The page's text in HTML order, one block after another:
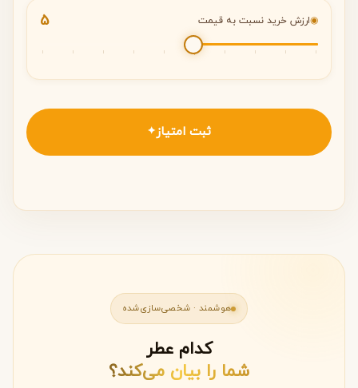
◉ارزش خرید نسبت به قیمت 5
ثبت امتیاز✦
هوشمند · شخصی‌سازی‌شده
کدام عطر
شما را بیان می‌کند؟